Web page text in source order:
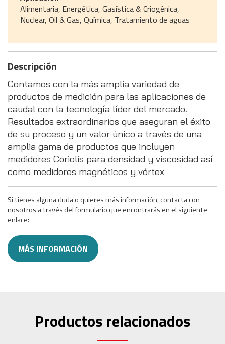
Alimentaria, Energética, Gasística & Criogénica,
Nuclear, Oil & Gas, Química, Tratamiento de aguas
Descripción
Contamos con la más amplia variedad de
productos de medición para las aplicaciones de
caudal con la tecnología líder del mercado.
Resultados extraordinarios que aseguran el éxito
de su proceso y un valor único a través de una
amplia gama de productos que incluyen
medidores Coriolis para densidad y viscosidad así
como medidores magnéticos y vórtex
Si tienes alguna duda o quieres más información, contacta con
nosotros a través del formulario que encontrarás en el siguiente
enlace:
MÁS INFORMACIÓN
Productos relacionados